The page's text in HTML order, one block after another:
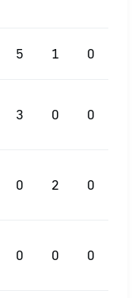
5 1 0
3 0 0
0 2 0
0 0 0